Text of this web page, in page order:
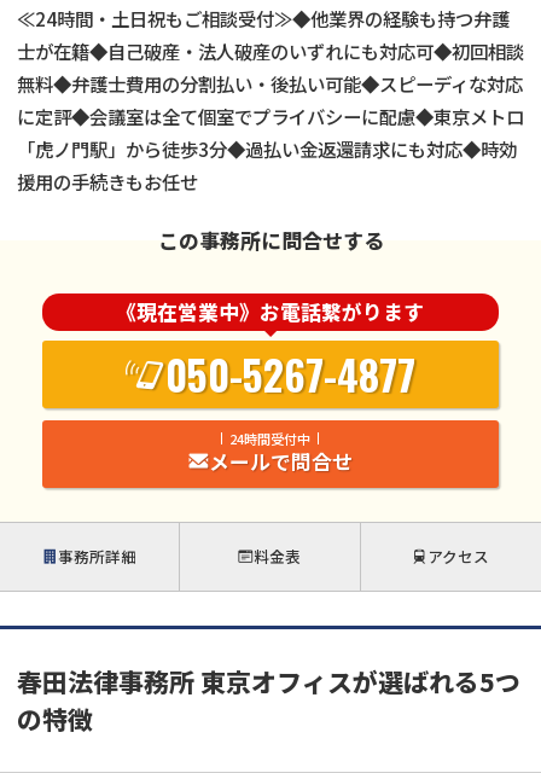
≪24時間・土日祝もご相談受付≫◆他業界の経験も持つ弁護
士が在籍◆自己破産・法人破産のいずれにも対応可◆初回相談
無料◆弁護士費用の分割払い・後払い可能◆スピーディな対応
に定評◆会議室は全て個室でプライバシーに配慮◆東京メトロ
「虎ノ門駅」から徒歩3分◆過払い金返還請求にも対応◆時効
援用の手続きもお任せ
この事務所に問合せする
《現在営業中》お電話繋がります
050-5267-4877
24時間受付中
メールで問合せ
事務所詳細 料金表 アクセス
春田法律事務所 東京オフィスが選ばれる5つ
の特徴